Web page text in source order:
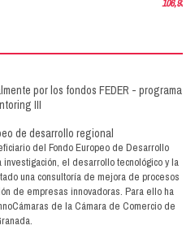
106,93 €
del Fondo Europeo de Desarrollo
el desarrollo tecnológico y la
una consultoría de mejora de procesos
de empresas innovadoras. Para ello ha
de la Cámara de Comercio de